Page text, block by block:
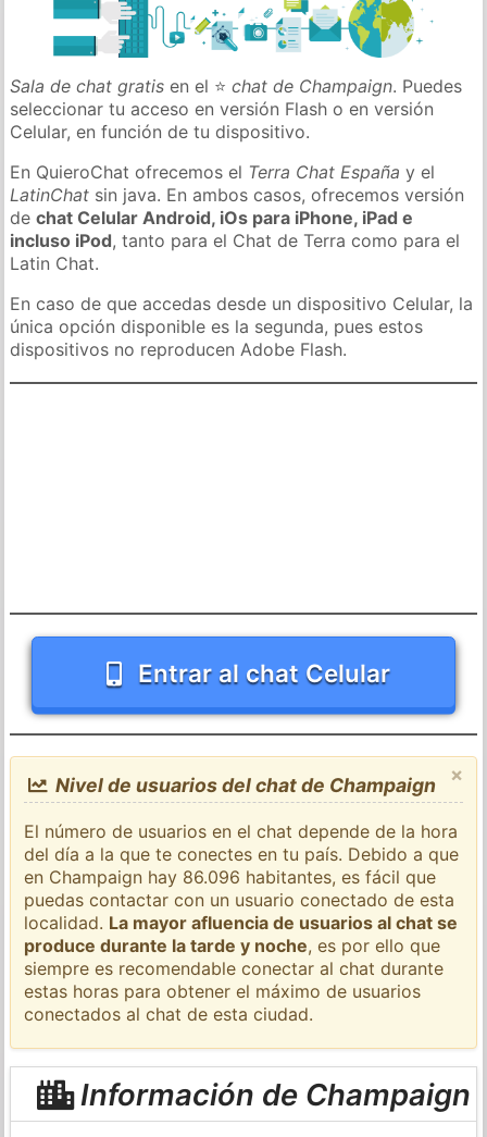
Sala de chat gratis en el ⭐chat de Champaign. Puedes
seleccionar tu acceso en versión Flash o en versión
Celular, en función de tu dispositivo.
En QuieroChat ofrecemos el Terra Chat España y el
LatinChat sin java. En ambos casos, ofrecemos versión
dechat Celular Android, iOs para iPhone, iPad e
incluso iPod, tanto para el Chat de Terra como para el
Latin Chat.
En caso de que accedas desde un dispositivo Celular, la
única opción disponible es la segunda, pues estos
dispositivos no reproducen Adobe Flash.
Entrar al chat Celular
×
Nivel de usuarios del chat de Champaign
El número de usuarios en el chat depende de la hora
del día a la que te conectes en tu país. Debido a que
en Champaign hay 86.096 habitantes, es fácil que
puedas contactar con un usuario conectado de esta
localidad. La mayor afluencia de usuarios al chat se
produce durante la tarde y noche, es por ello que
siempre es recomendable conectar al chat durante
estas horas para obtener el máximo de usuarios
conectados al chat de esta ciudad.
Información de Champaign